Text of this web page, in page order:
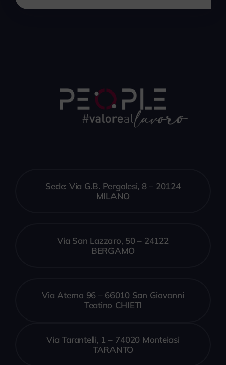
Sede: Via G.B. Pergolesi, 8 – 20124
MILANO
Via San Lazzaro, 50 – 24122
BERGAMO
Via Aterno 96 – 66010 San Giovanni
Teatino CHIETI
Via Tarantelli, 1 – 74020 Monteiasi
TARANTO